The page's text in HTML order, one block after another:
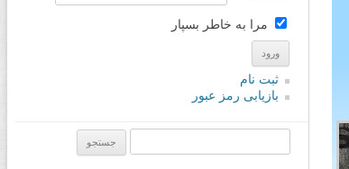
مرا به خاطر بسپار
ثبت نام
بازیابی رمز عبور